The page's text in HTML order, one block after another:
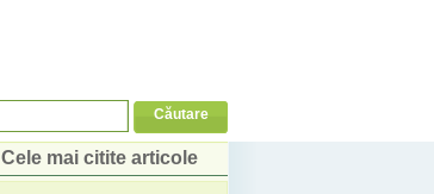
Cele mai citite articole